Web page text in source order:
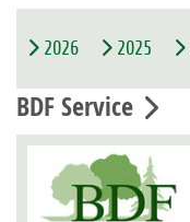
2026 2025
BDF Service